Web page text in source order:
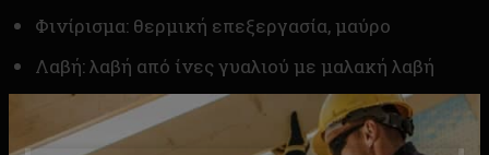
Φινίρισμα: θερμική επεξεργασία, μαύρο
Λαβή: λαβή από ίνες γυαλιού με μαλακή λαβή